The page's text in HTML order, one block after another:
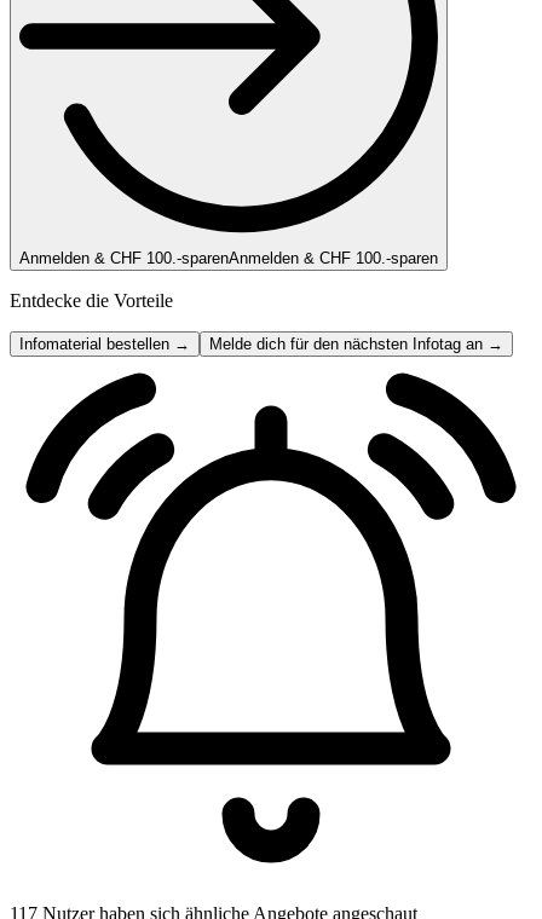
Anmelden & CHF 100.-sparenAnmelden & CHF 100.-sparen
Entdecke die Vorteile
Infomaterial bestellen → Melde dich für den nächsten Infotag an →
117 Nutzer haben sich ähnliche Angebote angeschaut